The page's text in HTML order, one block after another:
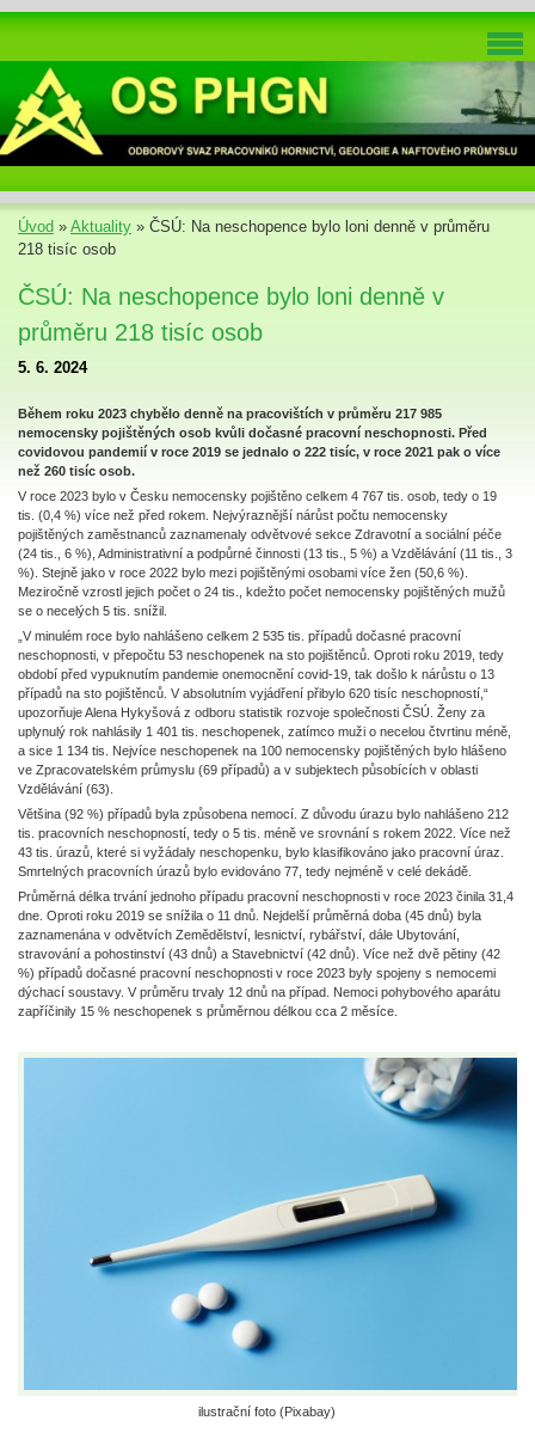
Úvod » Aktuality » ČSÚ: Na neschopence bylo loni denně v průměru
218 tisíc osob
ČSÚ: Na neschopence bylo loni denně v
průměru 218 tisíc osob
5. 6. 2024
Během roku 2023 chybělo denně na pracovištích v průměru 217 985
nemocensky pojištěných osob kvůli dočasné pracovní neschopnosti. Před
covidovou pandemií v roce 2019 se jednalo o 222 tisíc, v roce 2021 pak o více
než 260 tisíc osob.
V roce 2023 bylo v Česku nemocensky pojištěno celkem 4 767 tis. osob, tedy o 19
tis. (0,4 %) více než před rokem. Nejvýraznější nárůst počtu nemocensky
pojištěných zaměstnanců zaznamenaly odvětvové sekce Zdravotní a sociální péče
(24 tis., 6 %), Administrativní a podpůrné činnosti (13 tis., 5 %) a Vzdělávání (11 tis., 3
%). Stejně jako v roce 2022 bylo mezi pojištěnými osobami více žen (50,6 %).
Meziročně vzrostl jejich počet o 24 tis., kdežto počet nemocensky pojištěných mužů
se o necelých 5 tis. snížil.
„V minulém roce bylo nahlášeno celkem 2 535 tis. případů dočasné pracovní
neschopnosti, v přepočtu 53 neschopenek na sto pojištěnců. Oproti roku 2019, tedy
období před vypuknutím pandemie onemocnění covid-19, tak došlo k nárůstu o 13
případů na sto pojištěnců. V absolutním vyjádření přibylo 620 tisíc neschopností,“
upozorňuje Alena Hykyšová z odboru statistik rozvoje společnosti ČSÚ. Ženy za
uplynulý rok nahlásily 1 401 tis. neschopenek, zatímco muži o necelou čtvrtinu méně,
a sice 1 134 tis. Nejvíce neschopenek na 100 nemocensky pojištěných bylo hlášeno
ve Zpracovatelském průmyslu (69 případů) a v subjektech působících v oblasti
Vzdělávání (63).
Většina (92 %) případů byla způsobena nemocí. Z důvodu úrazu bylo nahlášeno 212
tis. pracovních neschopností, tedy o 5 tis. méně ve srovnání s rokem 2022. Více než
43 tis. úrazů, které si vyžádaly neschopenku, bylo klasifikováno jako pracovní úraz.
Smrtelných pracovních úrazů bylo evidováno 77, tedy nejméně v celé dekádě.
Průměrná délka trvání jednoho případu pracovní neschopnosti v roce 2023 činila 31,4
dne. Oproti roku 2019 se snížila o 11 dnů. Nejdelší průměrná doba (45 dnů) byla
zaznamenána v odvětvích Zemědělství, lesnictví, rybářství, dále Ubytování,
stravování a pohostinství (43 dnů) a Stavebnictví (42 dnů). Více než dvě pětiny (42
%) případů dočasné pracovní neschopnosti v roce 2023 byly spojeny s nemocemi
dýchací soustavy. V průměru trvaly 12 dnů na případ. Nemoci pohybového aparátu
zapříčinily 15 % neschopenek s průměrnou délkou cca 2 měsíce.
ilustrační foto (Pixabay)